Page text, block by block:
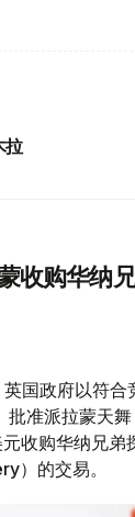
拉
收购华纳
英国政府以符合
批准派拉蒙天
收购华纳兄弟
）的交易。